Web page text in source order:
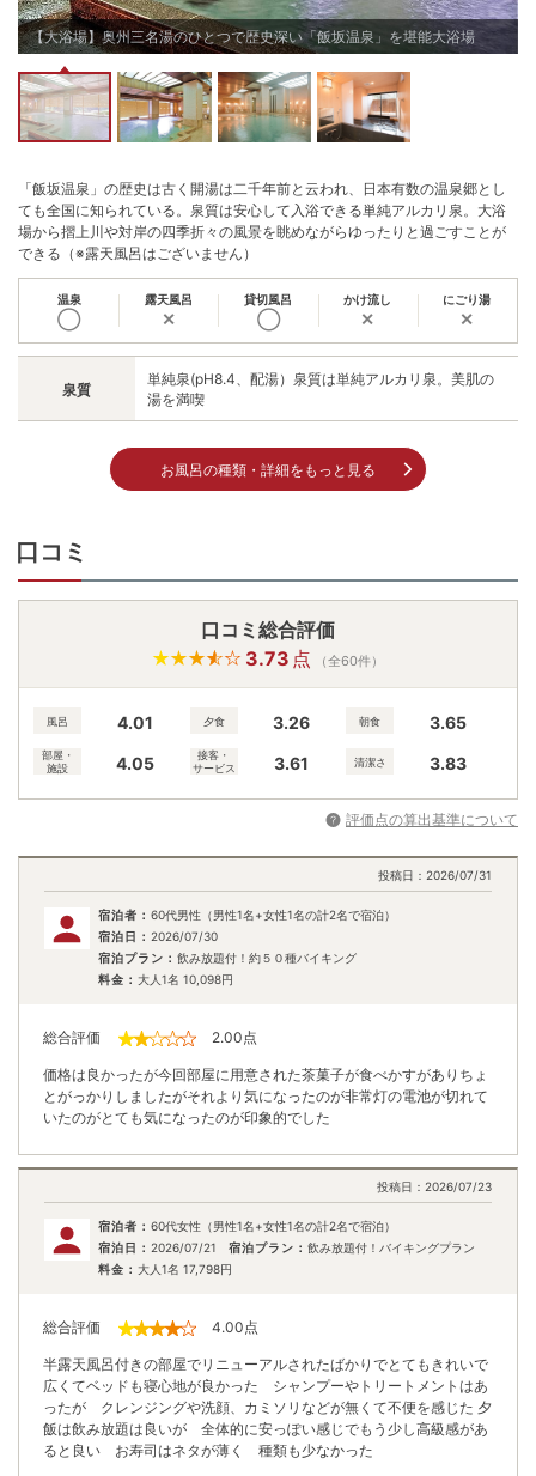
【大浴場】奥州三名湯のひとつで歴史深い「飯坂温泉」を堪能大浴場
「飯坂温泉」の歴史は古く開湯は二千年前と云われ、日本有数の温泉郷とし
ても全国に知られている。泉質は安心して入浴できる単純アルカリ泉。大浴
場から摺上川や対岸の四季折々の風景を眺めながらゆったりと過ごすことが
できる（※露天風呂はございません）
温泉
◯
露天風呂
✕
貸切風呂
◯
かけ流し
✕
にごり湯
✕
泉質
単純泉(pH8.4、配湯）泉質は単純アルカリ泉。美肌の
湯を満喫
お風呂の種類・詳細をもっと見る
口コミ
口コミ総合評価
3.73 点 （全60件）
風呂 4.01 夕食 3.26 朝食 3.65
部屋・
施設
4.05
接客・
サービス
3.61 清潔さ 3.83
評価点の算出基準について
投稿日： 2026/07/31
宿泊者： 60代男性（男性1名+女性1名の計2名で宿泊）
宿泊日： 2026/07/30
宿泊プラン： 飲み放題付！約５０種バイキング
料金： 大人1名 10,098円
総合評価 2.00点
価格は良かったが今回部屋に用意された茶菓子が食べかすがありちょ
とがっかりしましたがそれより気になったのが非常灯の電池が切れて
いたのがとても気になったのが印象的でした
投稿日： 2026/07/23
宿泊者： 60代女性（男性1名+女性1名の計2名で宿泊）
宿泊日： 2026/07/21 宿泊プラン： 飲み放題付！バイキングプラン
料金： 大人1名 17,798円
総合評価 4.00点
半露天風呂付きの部屋でリニューアルされたばかりでとてもきれいで
広くてベッドも寝心地が良かった シャンプーやトリートメントはあ
ったが クレンジングや洗顔、カミソリなどが無くて不便を感じた 夕
飯は飲み放題は良いが 全体的に安っぽい感じでもう少し高級感があ
ると良い お寿司はネタが薄く 種類も少なかった